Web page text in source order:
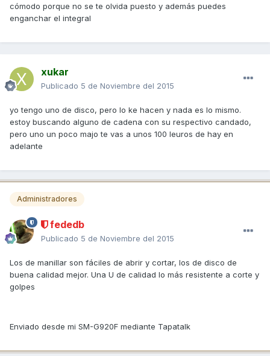
cómodo porque no se te olvida puesto y además puedes
enganchar el integral
xukar
Publicado 5 de Noviembre del 2015
yo tengo uno de disco, pero lo ke hacen y nada es lo mismo.
estoy buscando alguno de cadena con su respectivo candado,
pero uno un poco majo te vas a unos 100 leuros de hay en
adelante
Administradores
fededb
Publicado 5 de Noviembre del 2015
Los de manillar son fáciles de abrir y cortar, los de disco de
buena calidad mejor. Una U de calidad lo más resistente a corte y
golpes
Enviado desde mi SM-G920F mediante Tapatalk